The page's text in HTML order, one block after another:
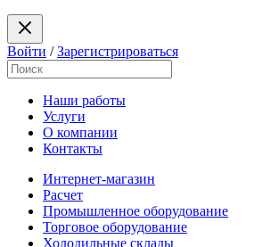
Войти /Зарегистрироваться
Наши работы
Услуги
О компании
Контакты
Интернет-магазин
Расчет
Промышленное оборудование
Торговое оборудование
Холодильные склады